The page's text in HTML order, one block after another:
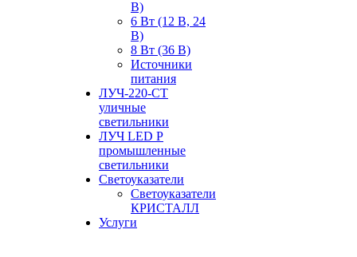
В)
6 Вт (12 В, 24
В)
8 Вт (36 В)
Источники
питания
ЛУЧ-220-СТ
уличные
светильники
ЛУЧ LED P
промышленные
светильники
Светоуказатели
Светоуказатели
КРИСТАЛЛ
Услуги